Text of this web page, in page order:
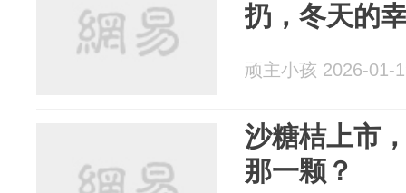
扔，冬天的
顽主小孩 2026-01-
沙糖桔上市
那一颗？